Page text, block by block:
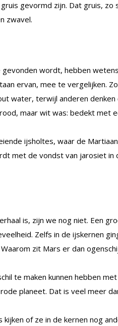
gevormd zijn. Dat gruis, zo
zwavel.
wordt, hebben
ervan, mee te vergelijken.
water, terwijl anderen
maar wit was: bedekt met
ijsholtes, waar de
met de vondst van jarosiet in
is, zijn we nog niet. Een
Zelfs in de ijskernen
zit Mars er dan
te maken kunnen hebben
planeet. Dat is veel meer
of ze in de kernen nog